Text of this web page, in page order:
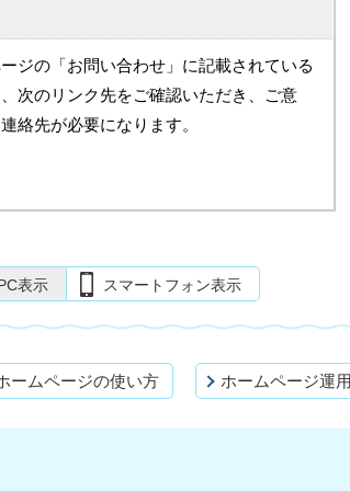
ジの「お問い合わせ」に記載されている
次のリンク先をご確認いただき、ご意
絡先が必要になります。
表示 スマートフォン表示
ームページの使い方 ホームページ運